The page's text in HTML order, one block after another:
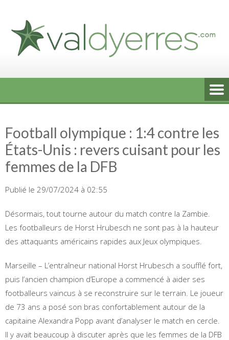
content
Football olympique : 1:4 contre les
États-Unis : revers cuisant pour les
femmes de la DFB
Publié le 29/07/2024 à 02:55
Désormais, tout tourne autour du match contre la Zambie.
Les footballeurs de Horst Hrubesch ne sont pas à la hauteur
des attaquants américains rapides aux Jeux olympiques.
Marseille – L’entraîneur national Horst Hrubesch a soufflé fort,
puis l’ancien champion d’Europe a commencé à aider ses
footballeurs vaincus à se reconstruire sur le terrain. Le joueur
de 73 ans a posé son bras confortablement autour de la
capitaine Alexandra Popp avant d’analyser le match en cercle.
Il y avait beaucoup à discuter après que les femmes de la DFB